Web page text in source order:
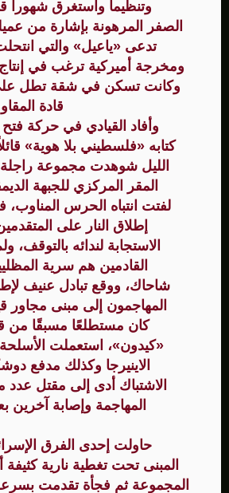
وتنظيماً واستغرق شهوراً
الصفر المرهونة بإشارة من
تدعى «ياعيل» والتي
ومخرجة أميركية ترغب في
وكانت تسكن في شقة تطل
قادة
وأفاد القيادي في حركة
كتابه «فلسطيني بلا هوية»
الليل شوهدت مجموعة راجلة
المقر المركزي للجبهة
لفتت انتباه الحرس المناوب،
إطلاق النار على
الاستجابة لندائه بالتوقف،
القادمين هم سرية
شاحاك، ووقع تبادل عنيف
المهاجمون إلى مبنى مجاور
كان مستطلعًا مسبقًا من
«كيدون»، استعملت الأسلحة
الاينيرجا وكذلك مدفع
الاشتباك أدى إلى مقتل عدد
المهاجمة وإصابة آخرين
حاولت إحدى الفرق
المبنى تحت تغطية نارية كثيفة
المجموعة ثم فجأة تقدمت